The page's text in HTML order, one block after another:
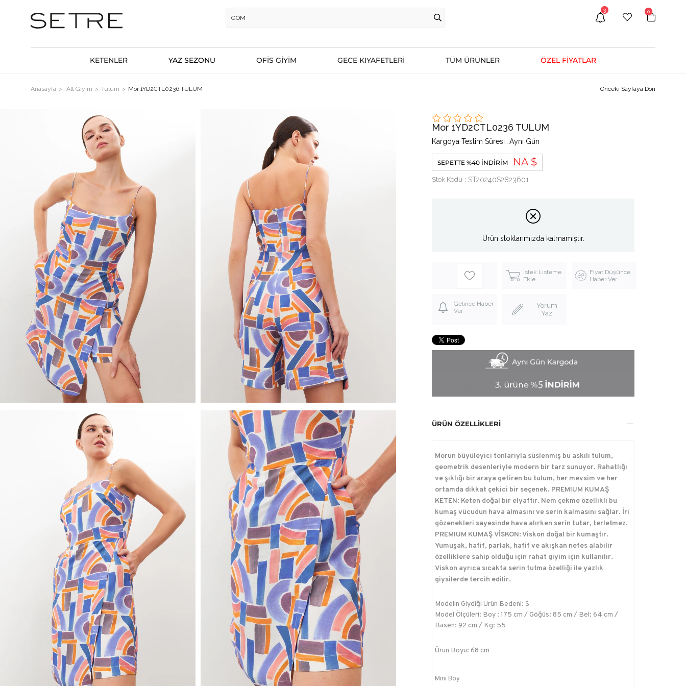
0
3
KETENLER YAZ SEZONU OFİS GİYİM GECE KIYAFETLERİ TÜM ÜRÜNLER ÖZEL FİYATLAR
Anasayfa Alt Giyim Tulum Mor 1YD2CTL0236 TULUM Önceki Sayfaya Dön
Mor 1YD2CTL0236 TULUM
Kargoya Teslim Süresi : Aynı Gün
SEPETTE %40 İNDIRIM NA $
Stok Kodu ST20240S2823601
Ürün stoklarımızda kalmamıştır.
İstek Listeme
Ekle
Fiyat Düşünce
Haber Ver
Gelince Haber
Ver
Yorum
Yaz
ÜRÜN ÖZELLIKLERI
Morun büyüleyici tonlarıyla süslenmiş bu askılı tulum,
geometrik desenleriyle modern bir tarz sunuyor. Rahatlığı
ve şıklığı bir araya getiren bu tulum, her mevsim ve her
ortamda dikkat çekici bir seçenek. PREMIUM KUMAŞ
KETEN: Keten doğal bir elyaftır. Nem çekme özellikli bu
kumaş vücudun hava almasını ve serin kalmasını sağlar. İri
gözenekleri sayesinde hava alırken serin tutar, terletmez.
PREMIUM KUMAŞ VİSKON: Viskon doğal bir kumaştır.
Yumuşak, hafif, parlak, hafif ve akışkan nefes alabilir
özelliklere sahip olduğu için rahat giyim için kullanılır.
Viskon ayrıca sıcakta serin tutma özelliği ile yazlık
giysilerde tercih edilir.
Modelin Giydiği Ürün Bedeni: S
Model Ölçüleri: Boy : 175 cm / Göğüs: 85 cm / Bel: 64 cm /
Basen: 92 cm / Kg: 55
Ürün Boyu: 68 cm
Mini Boy